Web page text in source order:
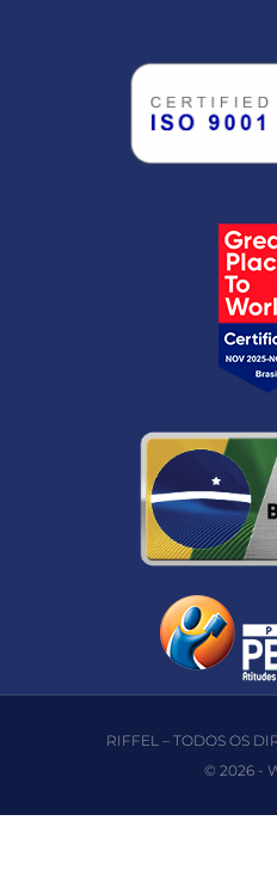
RIFFEL – TODOS OS
© 2026 -